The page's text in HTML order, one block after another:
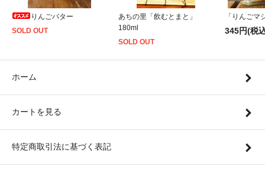
りんごバター
SOLD OUT
あちの里「飲むとまと」
180ml
SOLD OUT
「りんごマ
345円(税
ホーム
カートを見る
特定商取引法に基づく表記